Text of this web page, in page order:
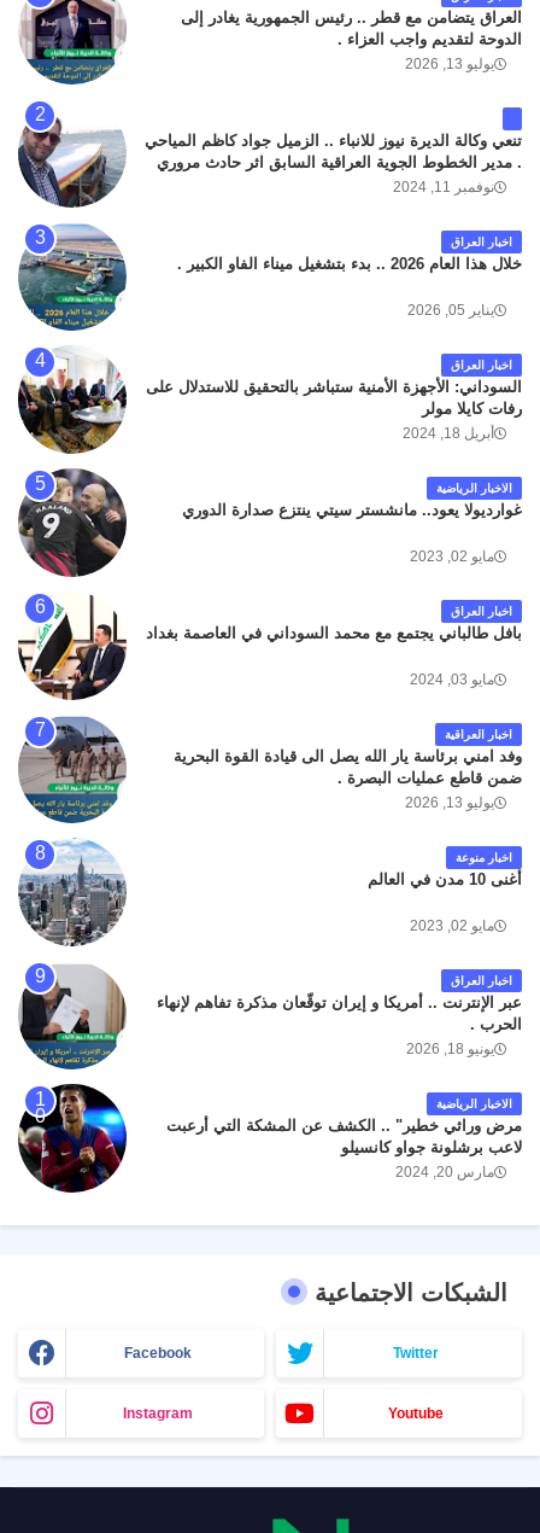
العراق يتضامن مع قطر .. رئيس الجمهورية يغادر إلى
الدوحة لتقديم واجب العزاء .
يوليو 13, 2026
تنعي وكالة الديرة نيوز للانباء .. الزميل جواد كاظم المياحي
. مدير الخطوط الجوية العراقية السابق اثر حادث مروري
داخل مطار البصرة الدولي اليوم الاثنين على الطريق
كان سبب الحادث يعود لتصادم عجلته مع عجلة نوع كيا بنكو
تابعة لشركة الهلال الماسكة لإعمار مطار البصرة الدولي .
سائلين الله عز وجل ان يتغمد الفقيد بواسع رحمته ، و انا
نوفمبر 11, 2024
اخبار العراق
خلال هذا العام 2026 .. بدء بتشغيل ميناء الفاو الكبير .
يناير 05, 2026
اخبار العراق
السوداني: الأجهزة الأمنية ستباشر بالتحقيق للاستدلال على
رفات كايلا مولر
أبريل 18, 2024
الاخبار الرياضية
غوارديولا يعود.. مانشستر سيتي ينتزع صدارة الدوري
مايو 02, 2023
اخبار العراق
بافل طالباني يجتمع مع محمد السوداني في العاصمة بغداد
مايو 03, 2024
اخبار العراقية
وفد امني برئاسة يار الله يصل الى قيادة القوة البحرية
ضمن قاطع عمليات البصرة .
يوليو 13, 2026
اخبار منوعة
أغنى 10 مدن في العالم
مايو 02, 2023
اخبار العراق
عبر الإنترنت .. أمريكا و إيران توقّعان مذكرة تفاهم لإنهاء
الحرب .
يونيو 18, 2026
الاخبار الرياضية
مرض وراثي خطير" .. الكشف عن المشكة التي أرعبت
لاعب برشلونة جواو كانسيلو
مارس 20, 2024
الشبكات الاجتماعية
Facebook Twitter
Instagram Youtube